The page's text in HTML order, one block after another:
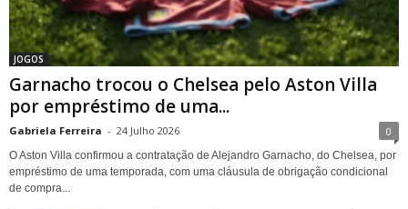
JOGOS
Garnacho trocou o Chelsea pelo Aston Villa
por empréstimo de uma...
Gabriela Ferreira - 24 Julho 2026 0
O Aston Villa confirmou a contratação de Alejandro Garnacho, do Chelsea, por
empréstimo de uma temporada, com uma cláusula de obrigação condicional
de compra...